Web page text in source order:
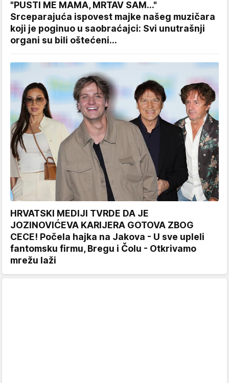
"PUSTI ME MAMA, MRTAV SAM..."
Srceparajuća ispovest majke našeg muzičara
koji je poginuo u saobraćajci: Svi unutrašnji
organi su bili oštećeni...
HRVATSKI MEDIJI TVRDE DA JE
JOZINOVIĆEVA KARIJERA GOTOVA ZBOG
CECE! Počela hajka na Jakova - U sve upleli
fantomsku firmu, Bregu i Čolu - Otkrivamo
mrežu laži